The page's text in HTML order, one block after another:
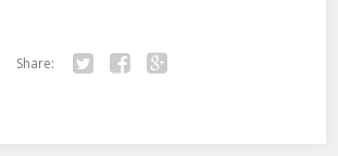
Share: